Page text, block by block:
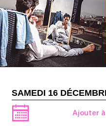
SAMEDI 16
Ajouter